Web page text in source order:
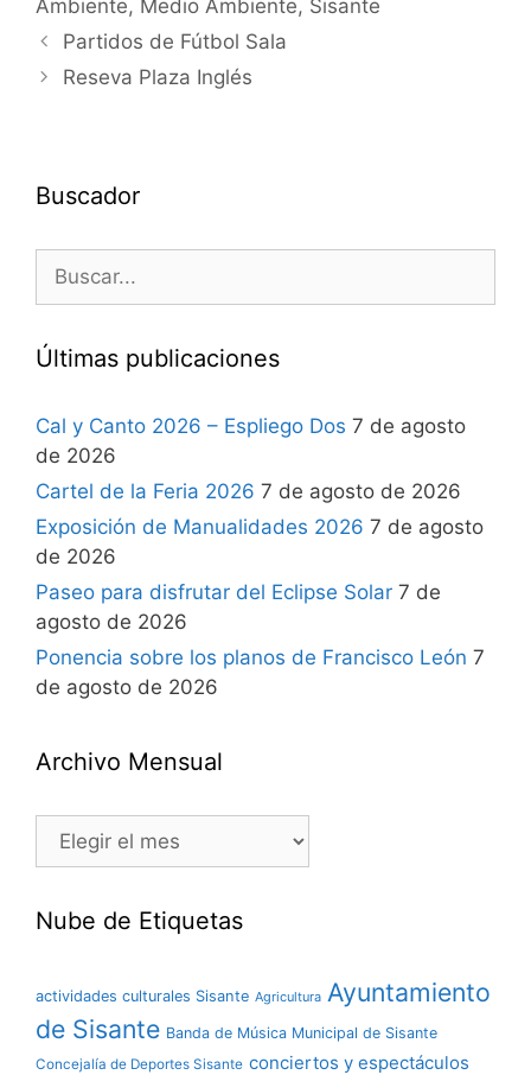
Ambiente, Medio Ambiente, Sisante
Partidos de Fútbol Sala
Reseva Plaza Inglés
Buscador
Últimas publicaciones
Cal y Canto 2026 – Espliego Dos 7 de agosto
de 2026
Cartel de la Feria 2026 7 de agosto de 2026
Exposición de Manualidades 2026 7 de agosto
de 2026
Paseo para disfrutar del Eclipse Solar 7 de
agosto de 2026
Ponencia sobre los planos de Francisco León 7
de agosto de 2026
Archivo Mensual
Nube de Etiquetas
actividades culturales Sisante Agricultura Ayuntamiento
de Sisante Banda de Música Municipal de Sisante
Concejalía de Deportes Sisante conciertos y espectáculos